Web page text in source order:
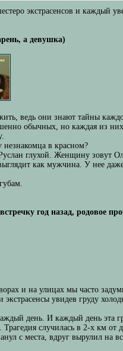
экстрасенсов и каждый
а девушка)
ведь они знают тайны
обычных, но каждая из
незнакомца в красном?
глухой. Женщину зовут
как мужчина. У нее
год назад, родовое
и на улицах мы часто
увидев груду
день. И каждый день эта
случилась в 2-х км от
с места, вдруг вырулил на